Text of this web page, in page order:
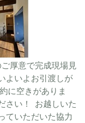
厚意で完成現場見
よいよお引渡しが
に空きがありま
さい！ お越しいた
ていただいた協力